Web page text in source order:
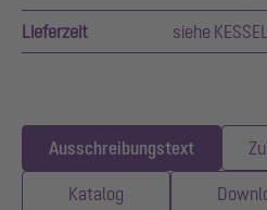
Lieferzeit siehe
Ausschreibungstext
Katalog